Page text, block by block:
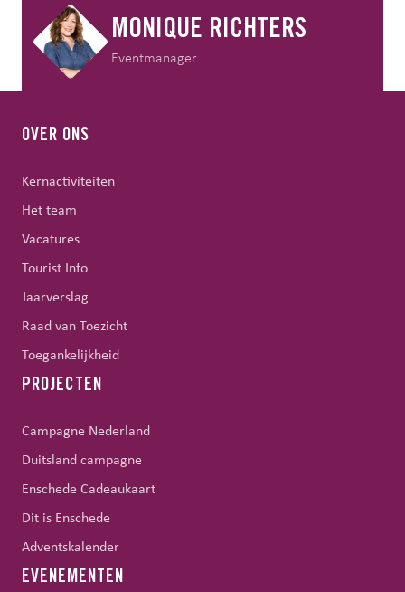
MONIQUE RICHTERS
Eventmanager
OVER ONS
Kernactiviteiten
Het team
Vacatures
Tourist Info
Jaarverslag
Raad van Toezicht
Toegankelijkheid
PROJECTEN
Campagne Nederland
Duitsland campagne
Enschede Cadeaukaart
Dit is Enschede
Adventskalender
EVENEMENTEN